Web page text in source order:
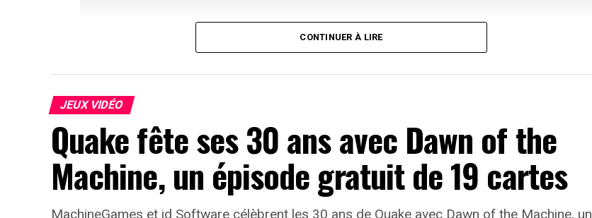
Yukiko Amagi revient sur le devant de la scène
La nouvelle bande-annonce de Persona 4 Revival met en lumière Yukiko Amagi, fille des
CONTINUER À LIRE
JEUX VIDÉO
Quake fête ses 30 ans avec Dawn of the
Machine, un épisode gratuit de 19 cartes
MachineGames et id Software célèbrent les 30 ans de Quake avec Dawn of the Machine, un